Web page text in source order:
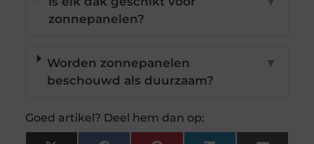
zonnepanelen?
Worden zonnepanelen
beschouwd als duurzaam?
▼
Goed artikel? Deel hem dan op: